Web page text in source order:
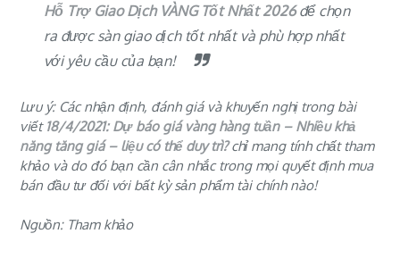
Hỗ Trợ Giao Dịch VÀNG Tốt Nhất 2026để chọn
ra được sàn giao dịch tốt nhấtvà phù hợp nhất
với yêu cầu của bạn!
Lưu ý: Các nhận định, đánh giá và khuyến nghị trong bài
viết 18/4/2021: Dự báo giá vàng hàng tuần – Nhiều khả
năng tăng giá – liệu có thể duy trì?chỉ mang tính chất tham
khảo và do đó bạn cần cân nhắc trong mọi quyết định mua
bán đầu tư đối với bất kỳ sản phẩm tài chính nào!
Nguồn: Tham khảo